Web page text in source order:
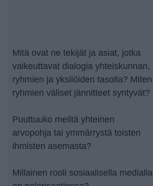
Mitä ovat ne tekijät ja asiat, jotka
vaikeuttavat dialogia yhteiskunnan,
ryhmien ja yksilöiden tasolla? Miten
ryhmien väliset jännitteet syntyvät?
Puuttuuko meiltä yhteinen
arvopohja tai ymmärrystä toisten
ihmisten asemasta?
Millainen rooli sosiaalisella medialla